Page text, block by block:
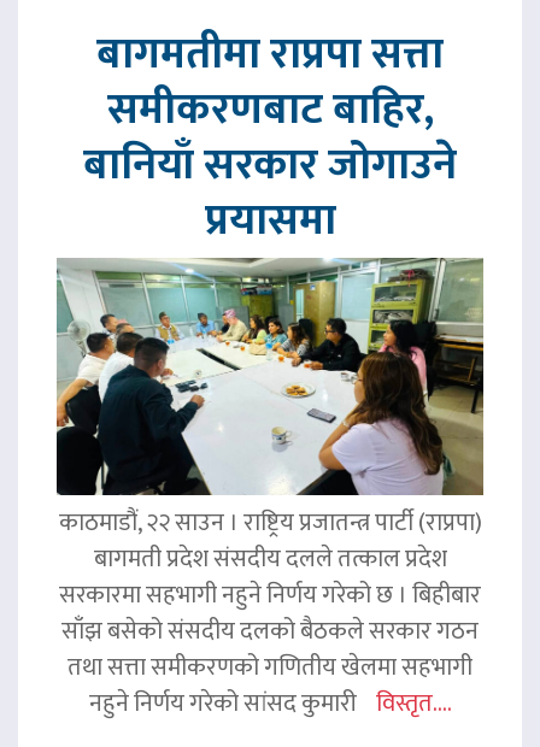
बागमतीमा राप्रपा सत्ता
समीकरणबाट बाहिर,
बानियाँ सरकार जोगाउने
प्रयासमा
काठमाडौं, २२ साउन । राष्ट्रिय प्रजातन्त्र पार्टी (राप्रपा)
बागमती प्रदेश संसदीय दलले तत्काल प्रदेश
सरकारमा सहभागी नहुने निर्णय गरेको छ । बिहीबार
साँझ बसेको संसदीय दलको बैठकले सरकार गठन
तथा सत्ता समीकरणको गणितीय खेलमा सहभागी
नहुने निर्णय गरेको सांसद कुमारी विस्तृत....